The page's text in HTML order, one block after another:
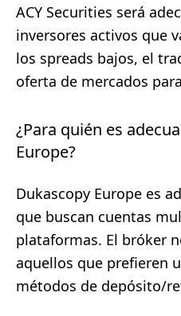
ACY Securities será
inversores activos que
los spreads bajos, el
oferta de mercados
¿Para quién es
Europe?
Dukascopy Europe es
que buscan cuentas
plataformas. El bróker
aquellos que prefieren
métodos de depósito/